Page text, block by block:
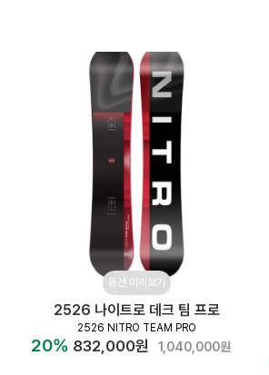
옵션 미리보기
2526 나이트로 데크 팀 프로
2526 NITRO TEAM PRO
20% 832,000원 1,040,000원